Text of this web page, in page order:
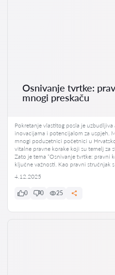
Osnivanje tvrtke:
mnogi preskaču
Pokretanje vlastitog posla je uzbudljiva
inovacijama i potencijalom za uspjeh.
mnogi poduzetnici početnici u
vitalne pravne korake koji su temelj za
Zato je tema “Osnivanje tvrtke: pravni
ključne važnosti. Kao pravni stručnjak
4.12.2025
0 0 25